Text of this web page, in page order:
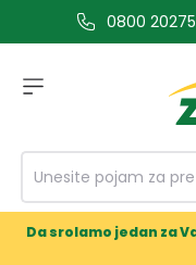
glavni sadržaj0800 20275
Da srolamo jedan za